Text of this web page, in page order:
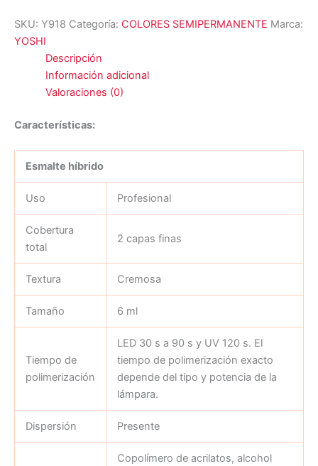
SKU: Y918 Categoría: COLORES SEMIPERMANENTE Marca:
YOSHI
Descripción
Información adicional
Valoraciones (0)
Características:
Esmalte híbrido
Uso Profesional
Cobertura
total
2 capas finas
Textura Cremosa
Tamaño 6 ml
Tiempo de
polimerización
LED 30 s a 90 s y UV 120 s. El
tiempo de polimerización exacto
depende del tipo y potencia de la
lámpara.
Dispersión Presente
Copolímero de acrilatos, alcohol